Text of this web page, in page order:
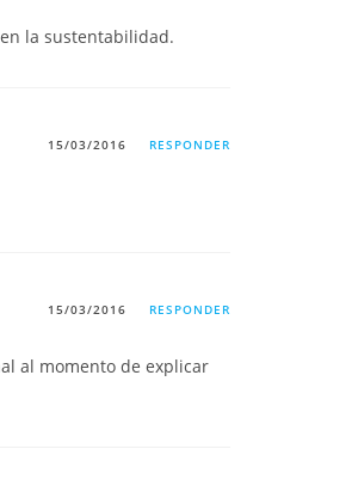
la sustentabilidad.
15/03/2016 RESPONDER
15/03/2016 RESPONDER
al momento de explicar